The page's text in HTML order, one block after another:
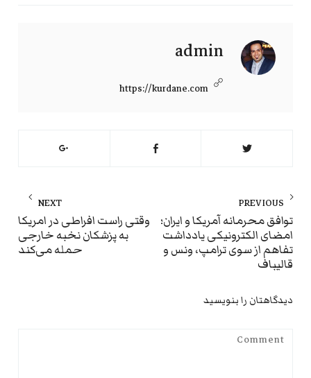
admin
https://kurdane.com
راهبری
نوشته
PREVIOUS
Previous
post:
توافق محرمانه آمریکا و ایران؛
امضای الکترونیکی یادداشت
تفاهم از سوی ترامپ، ونس و
قالیباف
NEXT
وقتی راست افراطی در امریکا
به پزشکان نخبه خارجی
حمله می‌کند
دیدگاهتان را بنویسید